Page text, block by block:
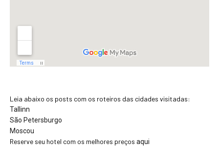
Leia abaixo os posts com os roteiros das cidades visitadas:
Tallinn
São Petersburgo
Moscou
Reserve seu hotel com os melhores preços aqui